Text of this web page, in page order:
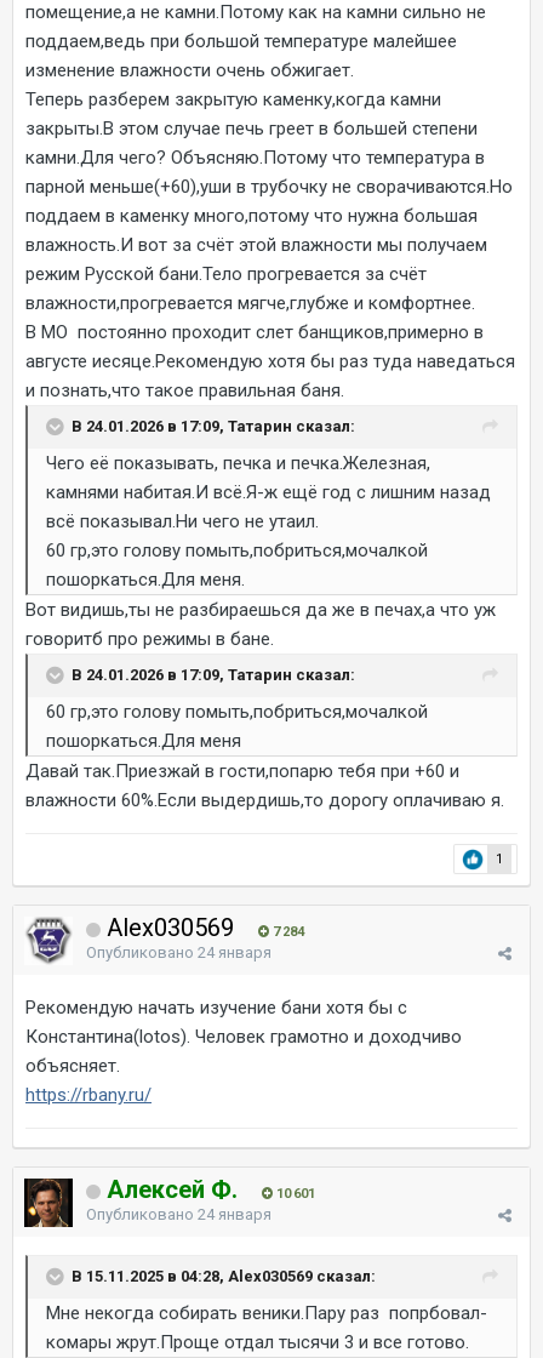
помещение,а не камни.Потому как на камни сильно не
поддаем,ведь при большой температуре малейшее
изменение влажности очень обжигает.
Теперь разберем закрытую каменку,когда камни
закрыты.В этом случае печь греет в большей степени
камни.Для чего? Объясняю.Потому что температура в
парной меньше(+60),уши в трубочку не сворачиваются.Но
поддаем в каменку много,потому что нужна большая
влажность.И вот за счёт этой влажности мы получаем
режим Русской бани.Тело прогревается за счёт
влажности,прогревается мягче,глубже и комфортнее.
В МО постоянно проходит слет банщиков,примерно в
августе иесяце.Рекомендую хотя бы раз туда наведаться
и познать,что такое правильная баня.
В 24.01.2026 в 17:09, Татарин сказал:
Чего её показывать, печка и печка.Железная,
камнями набитая.И всё.Я-ж ещё год с лишним назад
всё показывал.Ни чего не утаил.
60 гр,это голову помыть,побриться,мочалкой
пошоркаться.Для меня.
Вот видишь,ты не разбираешься да же в печах,а что уж
говоритб про режимы в бане.
В 24.01.2026 в 17:09, Татарин сказал:
60 гр,это голову помыть,побриться,мочалкой
пошоркаться.Для меня
Давай так.Приезжай в гости,попарю тебя при +60 и
влажности 60%.Если выдердишь,то дорогу оплачиваю я.
1
Alex030569 7 284
Опубликовано 24 января
Рекомендую начать изучение бани хотя бы с
Константина(lotos). Человек грамотно и доходчиво
объясняет.
https://rbany.ru/
Алексей Ф. 10 601
Опубликовано 24 января
В 15.11.2025 в 04:28, Alex030569 сказал:
Мне некогда собирать веники.Пару раз попрбовал-
комары жрут.Проще отдал тысячи 3 и все готово.